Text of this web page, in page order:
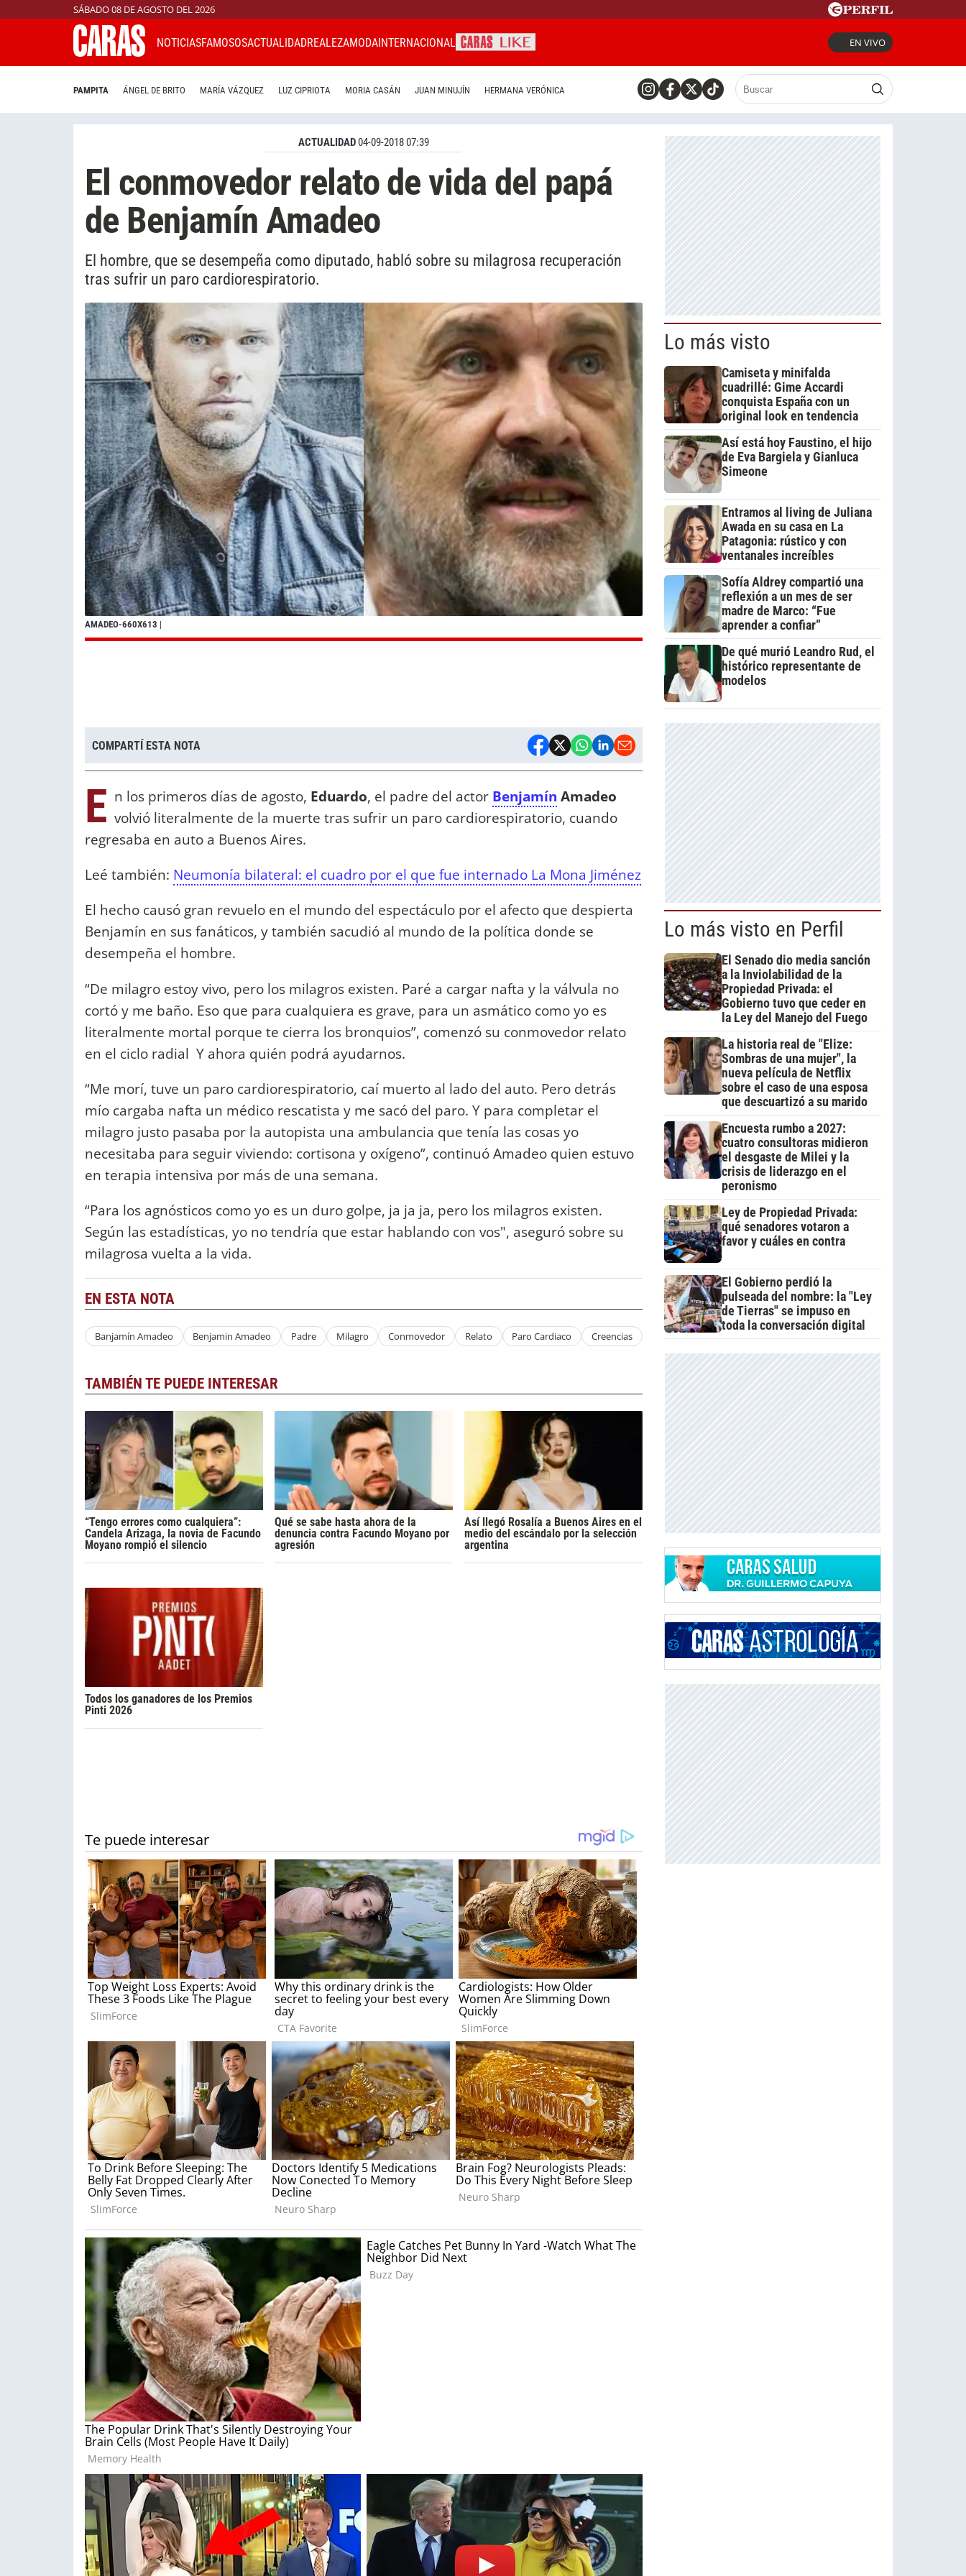
SÁBADO 08 DE AGOSTO DEL 2026
NOTICIASFAMOSOSACTUALIDADREALEZAMODAINTERNACIONAL EN VIVO
PAMPITA ÁNGEL DE BRITO MARÍA VÁZQUEZ LUZ CIPRIOTA MORIA CASÁN JUAN MINUJÍN HERMANA VERÓNICA
ACTUALIDAD04-09-2018 07:39
El conmovedor relato de vida del papá
de Benjamín Amadeo
El hombre, que se desempeña como diputado, habló sobre su milagrosa recuperación
tras sufrir un paro cardiorespiratorio.
AMADEO-660X613 |
COMPARTÍ ESTA NOTA
E n los primeros días de agosto, Eduardo, el padre del actor Benjamín Amadeo
volvió literalmente de la muerte tras sufrir un paro cardiorespiratorio, cuando
regresaba en auto a Buenos Aires.
Leé también: Neumonía bilateral: el cuadro por el que fue internado La Mona Jiménez
El hecho causó gran revuelo en el mundo del espectáculo por el afecto que despierta
Benjamín en sus fanáticos, y también sacudió al mundo de la política donde se
desempeña el hombre.
“De milagro estoy vivo, pero los milagros existen. Paré a cargar nafta y la válvula no
cortó y me baño. Eso que para cualquiera es grave, para un asmático como yo es
literalmente mortal porque te cierra los bronquios”, comenzó su conmovedor relato
en el ciclo radial Y ahora quién podrá ayudarnos.
“Me morí, tuve un paro cardiorespiratorio, caí muerto al lado del auto. Pero detrás
mío cargaba nafta un médico rescatista y me sacó del paro. Y para completar el
milagro justo pasaba por la autopista una ambulancia que tenía las cosas yo
necesitaba para seguir viviendo: cortisona y oxígeno”, continuó Amadeo quien estuvo
en terapia intensiva por más de una semana.
“Para los agnósticos como yo es un duro golpe, ja ja ja, pero los milagros existen.
Según las estadísticas, yo no tendría que estar hablando con vos", aseguró sobre su
milagrosa vuelta a la vida.
EN ESTA NOTA
Banjamín Amadeo Benjamin Amadeo Padre Milagro Conmovedor Relato Paro Cardiaco Creencias
TAMBIÉN TE PUEDE INTERESAR
“Tengo errores como cualquiera”:
Candela Arizaga, la novia de Facundo
Moyano rompió el silencio
Qué se sabe hasta ahora de la
denuncia contra Facundo Moyano por
agresión
Así llegó Rosalía a Buenos Aires en el
medio del escándalo por la selección
argentina
Todos los ganadores de los Premios
Pinti 2026
Lo más visto
Camiseta y minifalda
cuadrillé: Gime Accardi
conquista España con un
original look en tendencia
Así está hoy Faustino, el hijo
de Eva Bargiela y Gianluca
Simeone
Entramos al living de Juliana
Awada en su casa en La
Patagonia: rústico y con
ventanales increíbles
Sofía Aldrey compartió una
reflexión a un mes de ser
madre de Marco: “Fue
aprender a confiar”
De qué murió Leandro Rud, el
histórico representante de
modelos
Lo más visto en Perfil
El Senado dio media sanción
a la Inviolabilidad de la
Propiedad Privada: el
Gobierno tuvo que ceder en
la Ley del Manejo del Fuego
La historia real de "Elize:
Sombras de una mujer", la
nueva película de Netflix
sobre el caso de una esposa
que descuartizó a su marido
Encuesta rumbo a 2027:
cuatro consultoras midieron
el desgaste de Milei y la
crisis de liderazgo en el
peronismo
Ley de Propiedad Privada:
qué senadores votaron a
favor y cuáles en contra
El Gobierno perdió la
pulseada del nombre: la "Ley
de Tierras" se impuso en
toda la conversación digital